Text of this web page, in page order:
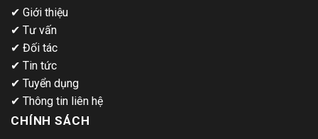
✔ Giới thiệu
✔ Tư vấn
✔ Đối tác
✔ Tin tức
✔ Tuyển dụng
✔ Thông tin liên hệ
CHÍNH SÁCH